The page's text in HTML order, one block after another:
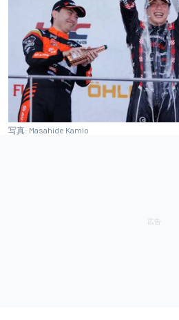
写真: Masahide Kamio